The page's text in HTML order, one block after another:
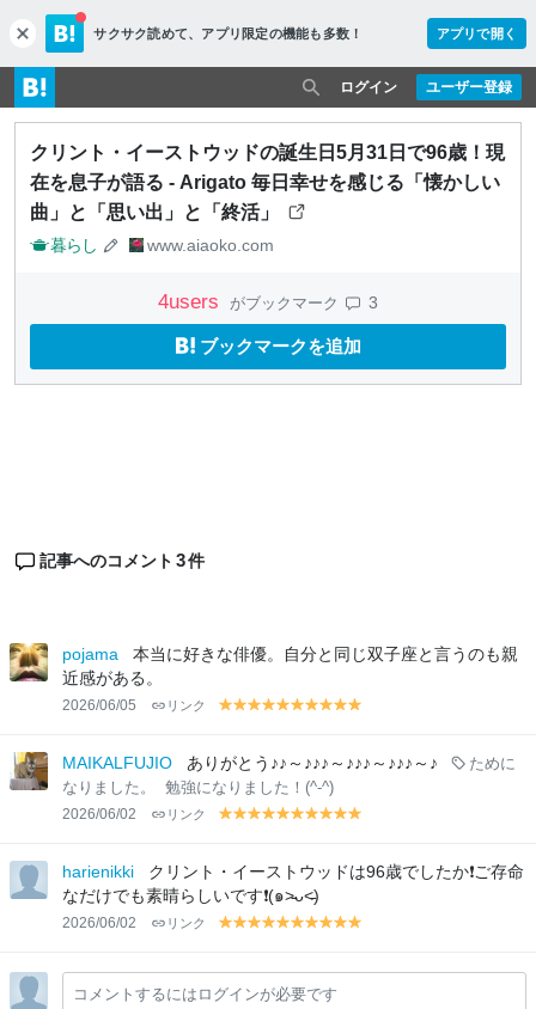
c
l
o
s
e
サクサク読めて、 アプリ限定の機能も多数！ アプリで開く
ユーザー登録
ログイン
クリント・イーストウッドの誕生日5月31日で96歳！現
在を息子が語る - Arigato 毎日幸せを感じる「懐かしい
曲」と「思い出」と「終活」
暮らし www.aiaoko.com
4users がブックマーク 3
ブックマークを追加
記事へのコメント 3件
pojama
本当に好きな俳優。自分と同じ双子座と言うのも親
近感がある。
2026/06/05 リンク
y
lo
w
y
lo
w
y
lo
w
y
lo
w
y
lo
w
y
w
y
lo
w
y
lo
w
y
lo
MAIKALFUJIO ありがとう♪♪～♪♪♪～♪♪♪～♪♪♪～♪
ために
なりました。
勉強になりました！(^-^)
2026/06/02 リンク
y
w
y
lo
w
y
w
y
lo
w
y
lo
w
y
lo
y
lo
w
y
lo
y
lo lo
harienikki
クリント・イーストウッドは96歳でしたか❗️ご存命
なだけでも素晴らしいです❗️(๑˃̵ᴗ˂̵)
2026/06/02 リンク
y
lo
w
y
lo
w
y
lo
w
y
lo
w
y
lo
w
y
lo
w
y
lo
w
y
lo
w
y
lolo
コメントするにはログインが必要です